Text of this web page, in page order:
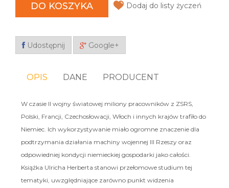
DO KOSZYKA Dodaj do listy życzeń
Udostępnij Google+
OPIS DANE PRODUCENT
W czasie II wojny światowej miliony pracowników z ZSRS,
Polski, Francji, Czechosłowacji, Włoch i innych krajów trafiło do
Niemiec. Ich wykorzystywanie miało ogromne znaczenie dla
podtrzymania działania machiny wojennej III Rzeszy oraz
odpowiedniej kondycji niemieckiej gospodarki jako całości.
Książka Ulricha Herberta stanowi przełomowe studium tej
tematyki, uwzględniające zarówno punkt widzenia